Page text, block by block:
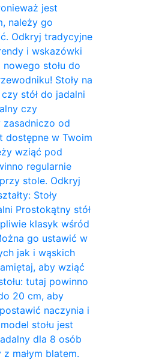
jest
należy go
Odkryj tradycyjne
i wskazówki
stołu do
Stoły na
stół do jadalni
czy
od
dostępne w Twoim
wziąć pod
regularnie
stole. Odkryj
Stoły
Prostokątny stół
klasyk wśród
go ustawić w
jak i wąskich
aby wziąć
tutaj powinno
20 cm, aby
naczynia i
stołu jest
dla 8 osób
małym blatem.